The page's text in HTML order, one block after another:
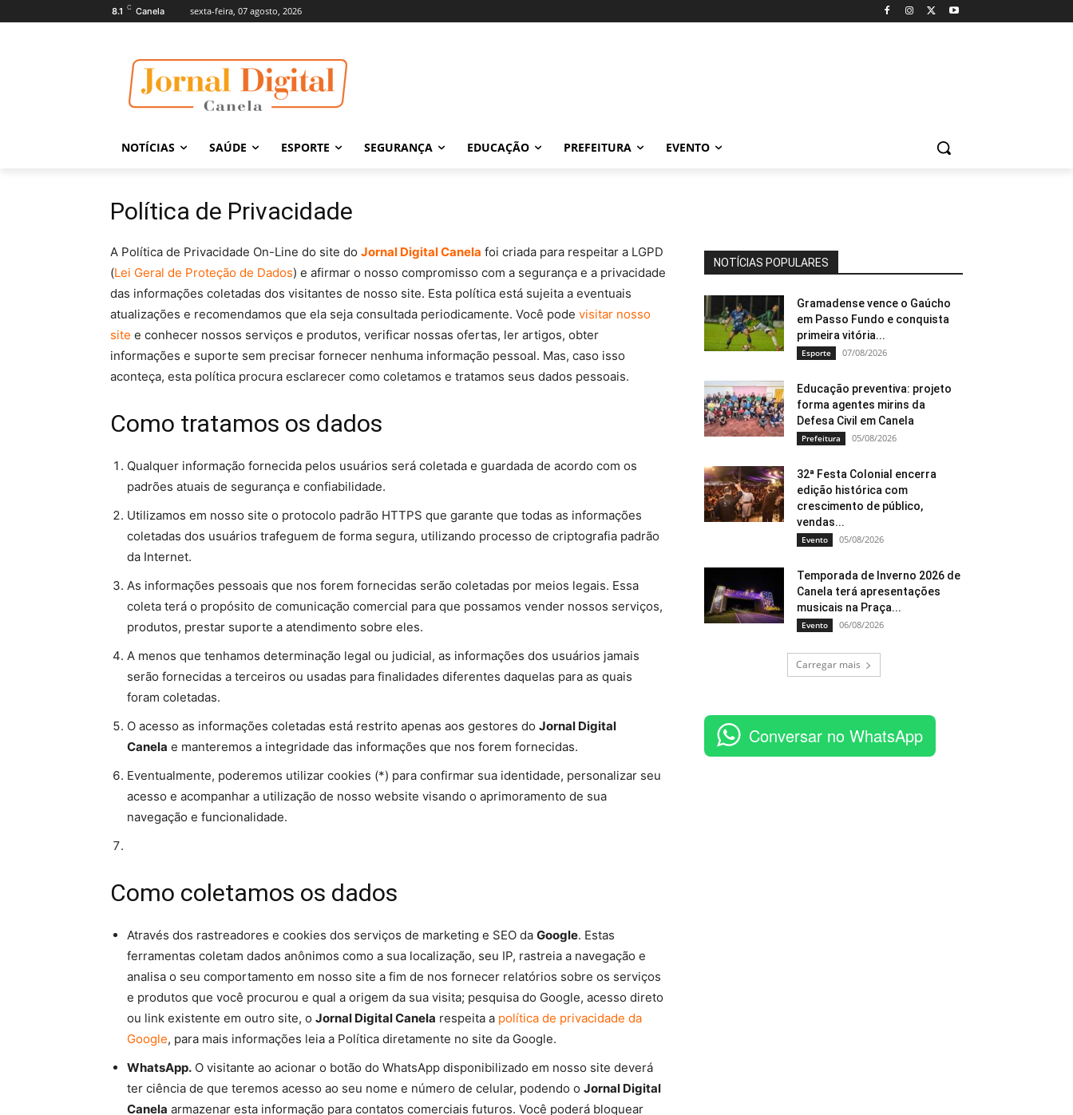
8.1 C Canela sexta-feira, 07 agosto, 2026
NOTÍCIAS SAÚDE ESPORTE SEGURANÇA EDUCAÇÃO PREFEITURA EVENTO
Política de Privacidade
A Política de Privacidade On-Line do site do Jornal Digital Canela foi criada para respeitar a LGPD
(Lei Geral de Proteção de Dados) e afirmar o nosso compromisso com a segurança e a privacidade
das informações coletadas dos visitantes de nosso site. Esta política está sujeita a eventuais
atualizações e recomendamos que ela seja consultada periodicamente. Você pode visitar nosso
site e conhecer nossos serviços e produtos, verificar nossas ofertas, ler artigos, obter
informações e suporte sem precisar fornecer nenhuma informação pessoal. Mas, caso isso
aconteça, esta política procura esclarecer como coletamos e tratamos seus dados pessoais.
Como tratamos os dados
Qualquer informação fornecida pelos usuários será coletada e guardada de acordo com os
padrões atuais de segurança e confiabilidade.
Utilizamos em nosso site o protocolo padrão HTTPS que garante que todas as informações
coletadas dos usuários trafeguem de forma segura, utilizando processo de criptografia padrão
da Internet.
As informações pessoais que nos forem fornecidas serão coletadas por meios legais. Essa
coleta terá o propósito de comunicação comercial para que possamos vender nossos serviços,
produtos, prestar suporte a atendimento sobre eles.
A menos que tenhamos determinação legal ou judicial, as informações dos usuários jamais
serão fornecidas a terceiros ou usadas para finalidades diferentes daquelas para as quais
foram coletadas.
O acesso as informações coletadas está restrito apenas aos gestores do Jornal Digital
Canela e manteremos a integridade das informações que nos forem fornecidas.
Eventualmente, poderemos utilizar cookies (*) para confirmar sua identidade, personalizar seu
acesso e acompanhar a utilização de nosso website visando o aprimoramento de sua
navegação e funcionalidade.
Como coletamos os dados
Através dos rastreadores e cookies dos serviços de marketing e SEO da Google. Estas
ferramentas coletam dados anônimos como a sua localização, seu IP, rastreia a navegação e
analisa o seu comportamento em nosso site a fim de nos fornecer relatórios sobre os serviços
e produtos que você procurou e qual a origem da sua visita; pesquisa do Google, acesso direto
ou link existente em outro site, o Jornal Digital Canela respeita a política de privacidade da
Google, para mais informações leia a Política diretamente no site da Google.
WhatsApp. O visitante ao acionar o botão do WhatsApp disponibilizado em nosso site deverá
ter ciência de que teremos acesso ao seu nome e número de celular, podendo o Jornal Digital
Canela armazenar esta informação para contatos comerciais futuros. Você poderá bloquear
NOTÍCIAS POPULARES
Gramadense vence o Gaúcho
em Passo Fundo e conquista
primeira vitória...
Esporte 07/08/2026
Educação preventiva: projeto
forma agentes mirins da
Defesa Civil em Canela
Prefeitura 05/08/2026
32ª Festa Colonial encerra
edição histórica com
crescimento de público,
vendas...
Evento 05/08/2026
Temporada de Inverno 2026 de
Canela terá apresentações
musicais na Praça...
Evento 06/08/2026
Carregar mais
Conversar no WhatsApp